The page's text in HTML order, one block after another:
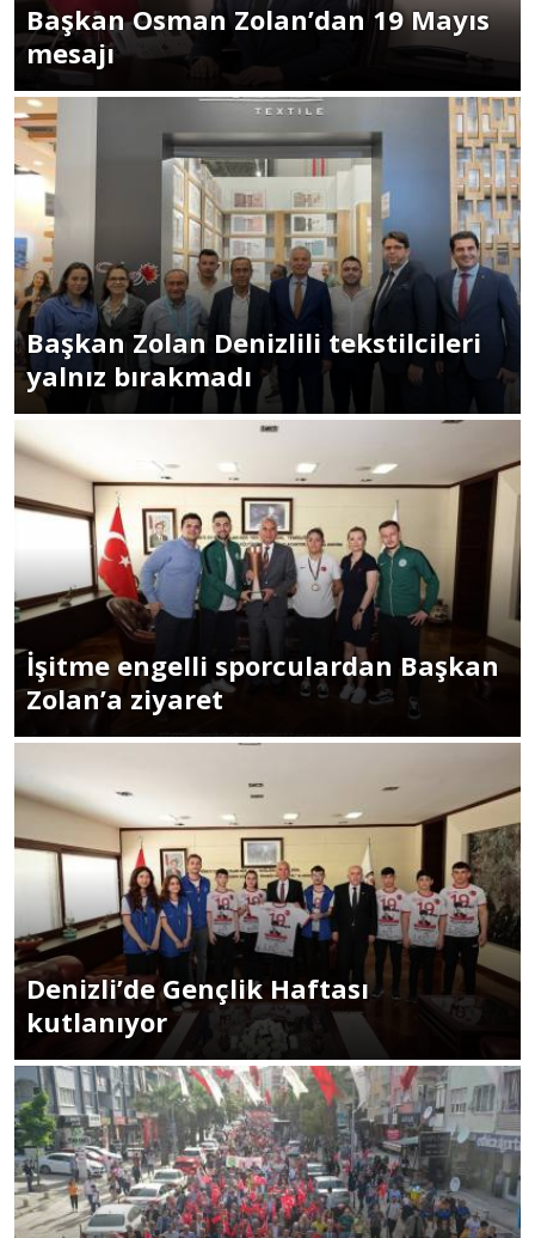
Başkan Osman Zolan’dan 19 Mayıs
mesajı
Başkan Zolan Denizlili tekstilcileri
yalnız bırakmadı
İşitme engelli sporculardan Başkan
Zolan’a ziyaret
Denizli’de Gençlik Haftası
kutlanıyor